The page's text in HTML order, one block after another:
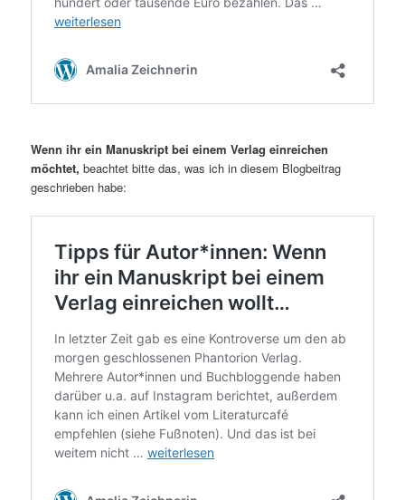
Wenn ihr ein Manuskript bei einem Verlag einreichen
möchtet, beachtet bitte das, was ich in diesem Blogbeitrag
geschrieben habe: